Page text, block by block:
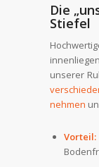
Die
Stiefel
unserer
nehmen
Vorteil: